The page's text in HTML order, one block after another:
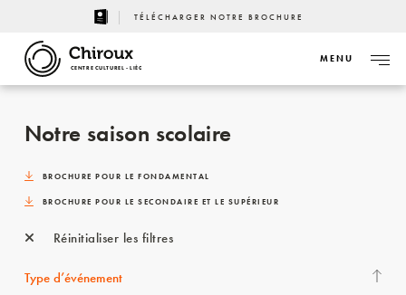
TÉLÉCHARGER NOTRE BROCHURE
CENTRE CULTUREL - LIÈGE
MENU
Notre saison scolaire
BROCHURE POUR LE FONDAMENTAL
BROCHURE POUR LE SECONDAIRE ET LE SUPÉRIEUR
Réinitialiser les filtres
Type d’événement